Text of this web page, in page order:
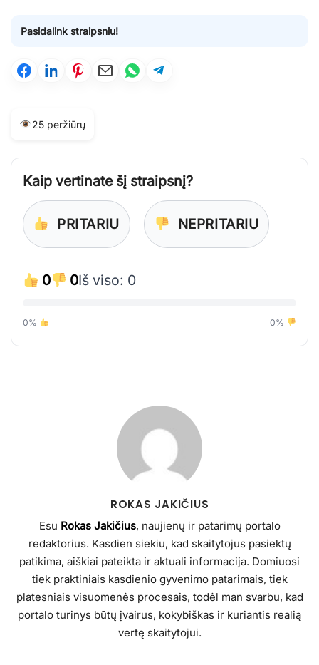
Pasidalink straipsniu!
25 peržiūrų
Kaip vertinate šį straipsnį?
PRITARIU NEPRITARIU
0 0Iš viso: 0
0% 0%
ROKAS JAKIČIUS
Esu Rokas Jakičius, naujienų ir patarimų portalo
redaktorius. Kasdien siekiu, kad skaitytojus pasiektų
patikima, aiškiai pateikta ir aktuali informacija. Domiuosi
tiek praktiniais kasdienio gyvenimo patarimais, tiek
platesniais visuomenės procesais, todėl man svarbu, kad
portalo turinys būtų įvairus, kokybiškas ir kuriantis realią
vertę skaitytojui.